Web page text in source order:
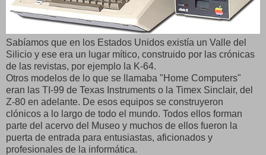
Sabíamos que en los Estados Unidos existía un Valle del
Silicio y ese era un lugar mítico, construido por las crónicas
de las revistas, por ejemplo la K-64.
Otros modelos de lo que se llamaba "Home Computers"
eran las TI-99 de Texas Instruments o la Timex Sinclair, del
Z-80 en adelante. De esos equipos se construyeron
clónicos a lo largo de todo el mundo. Todos ellos forman
parte del acervo del Museo y muchos de ellos fueron la
puerta de entrada para entusiastas, aficionados y
profesionales de la informática.